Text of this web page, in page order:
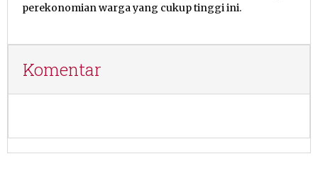
perekonomian warga yang cukup tinggi ini.
Komentar